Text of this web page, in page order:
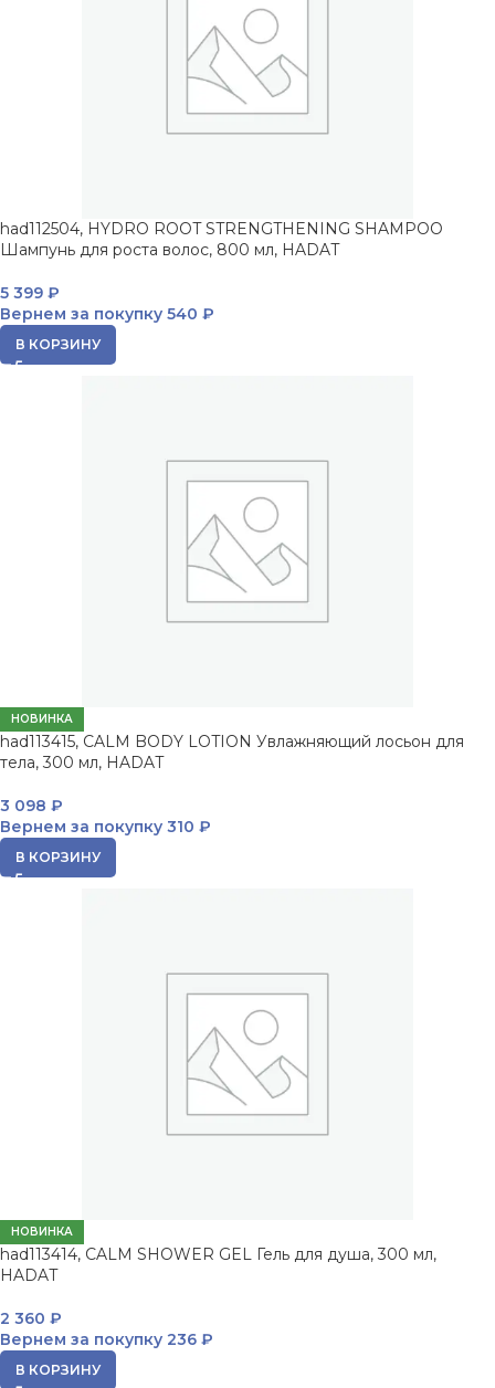
had112504, HYDRO ROOT STRENGTHENING SHAMPOO
Шампунь для роста волос, 800 мл, HADAT
5 399 ₽
Вернем за покупку 540 ₽
В КОРЗИНУ
НОВИНКА
had113415, CALM BODY LOTION Увлажняющий лосьон для
тела, 300 мл, HADAT
3 098 ₽
Вернем за покупку 310 ₽
В КОРЗИНУ
НОВИНКА
had113414, CALM SHOWER GEL Гель для душа, 300 мл,
HADAT
2 360 ₽
Вернем за покупку 236 ₽
В КОРЗИНУ